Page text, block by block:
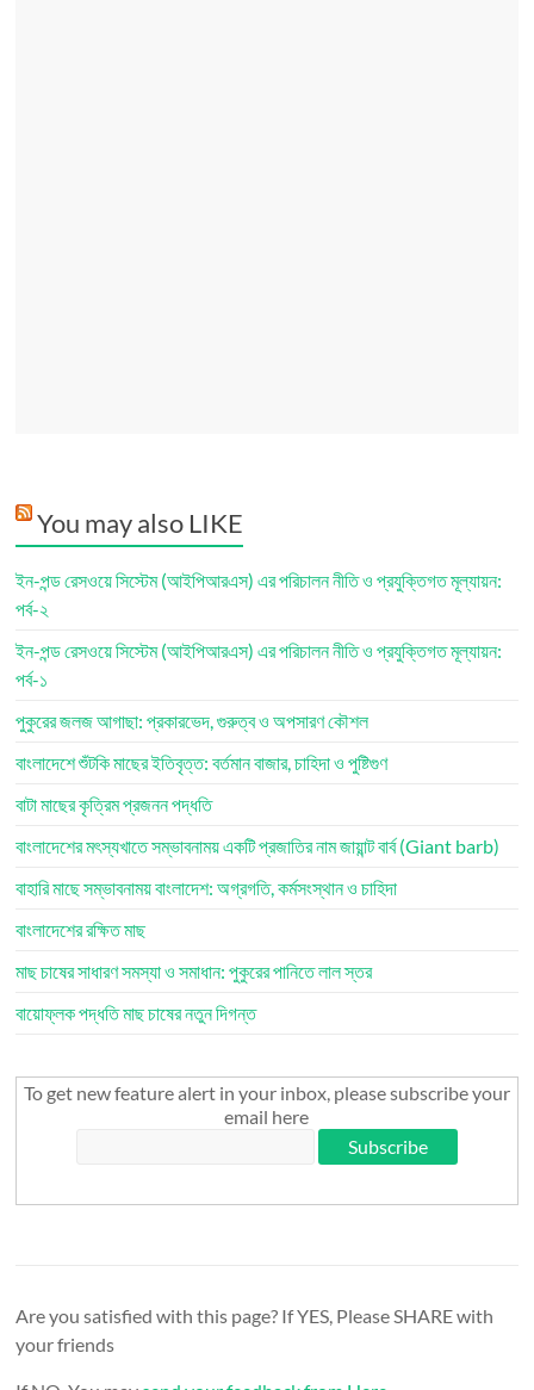
You may also LIKE
ইন-পন্ড রেসওয়ে সিস্টেম (আইপিআরএস) এর পরিচালন নীতি ও প্রযুক্তিগত মূল্যায়ন:
পর্ব-২
ইন-পন্ড রেসওয়ে সিস্টেম (আইপিআরএস) এর পরিচালন নীতি ও প্রযুক্তিগত মূল্যায়ন:
পর্ব-১
পুকুরের জলজ আগাছা: প্রকারভেদ, গুরুত্ব ও অপসারণ কৌশল
বাংলাদেশে শুঁটকি মাছের ইতিবৃত্ত: বর্তমান বাজার, চাহিদা ও পুষ্টিগুণ
বাটা মাছের কৃত্রিম প্রজনন পদ্ধতি
বাংলাদেশের মৎস্যখাতে সম্ভাবনাময় একটি প্রজাতির নাম জায়ান্ট বার্ব (Giant barb)
বাহারি মাছে সম্ভাবনাময় বাংলাদেশ: অগ্রগতি, কর্মসংস্থান ও চাহিদা
বাংলাদেশের রক্ষিত মাছ
মাছ চাষের সাধারণ সমস্যা ও সমাধান: পুকুরের পানিতে লাল স্তর
বায়োফ্লক পদ্ধতি মাছ চাষের নতুন দিগন্ত
To get new feature alert in your inbox, please subscribe your
email here
Are you satisfied with this page? If YES, Please SHARE with
your friends